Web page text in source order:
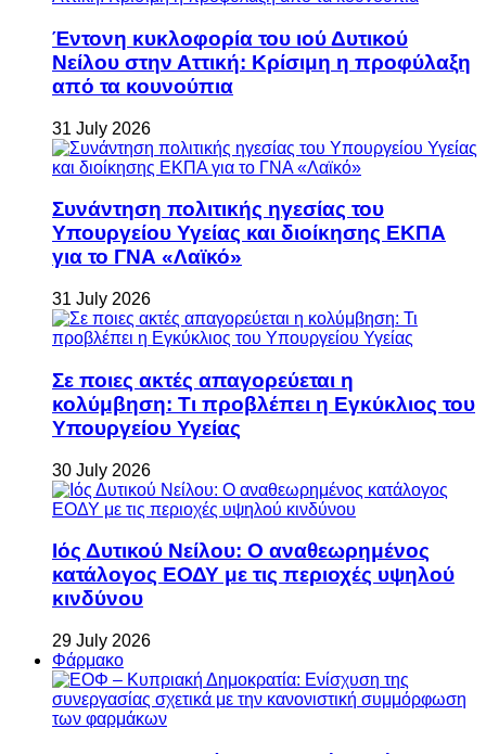
Έντονη κυκλοφορία του ιού Δυτικού
Νείλου στην Αττική: Κρίσιμη η προφύλαξη
από τα κουνούπια
31 July 2026
Συνάντηση πολιτικής ηγεσίας του
Υπουργείου Υγείας και διοίκησης ΕΚΠΑ
για το ΓΝΑ «Λαϊκό»
31 July 2026
Σε ποιες ακτές απαγορεύεται η
κολύμβηση: Τι προβλέπει η Εγκύκλιος του
Υπουργείου Υγείας
30 July 2026
Ιός Δυτικού Νείλου: Ο αναθεωρημένος
κατάλογος ΕΟΔΥ με τις περιοχές υψηλού
κινδύνου
29 July 2026
Φάρμακο